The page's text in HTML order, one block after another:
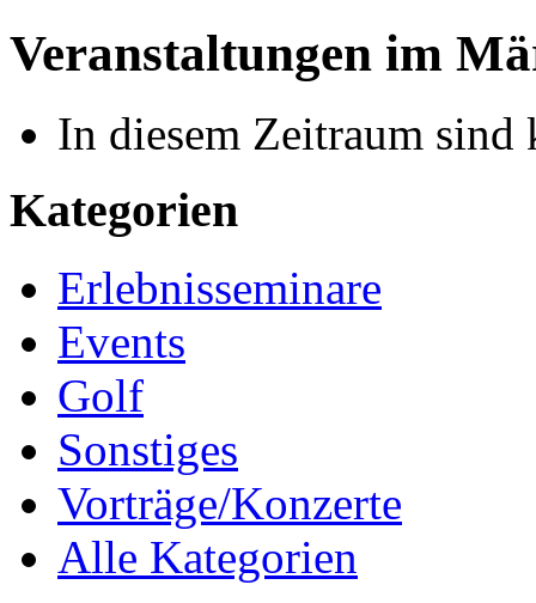
Veranstaltungen im
In diesem Zeitraum sind
Kategorien
Erlebnisseminare
Events
Golf
Sonstiges
Vorträge/Konzerte
Alle Kategorien